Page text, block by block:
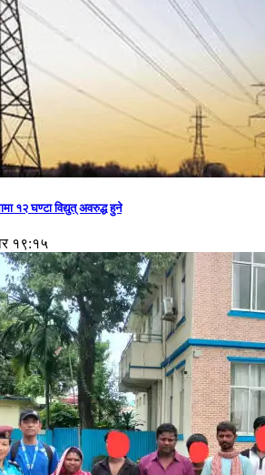
१२ घण्टा विद्युत् अवरुद्ध हुने
१९:१५